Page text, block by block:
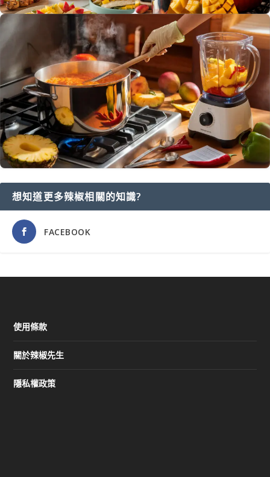
想知道更多辣椒相關的知識?
FACEBOOK
使用條款
關於辣椒先生
隱私權政策